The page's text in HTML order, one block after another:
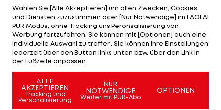
führende Spanier liegt bei der Wyndham
Championships mit 15 unter Par auf Kurs. Einen
Schlag mehr benötigen die Verfolger Tim Clark
(RSA), Jason Dufner und Bud Cauley (-14). Nach
einer Unterbrechung von 2:20 Stunden rufen die
Offiziellen die Spieler zurück ins Klubhaus.
Mehr zum Thema
Wählen Sie [Alle Akzeptieren] um allen Zwecken, Cookies
und Diensten zuzustimmen oder [Nur Notwendige] im LAOLA1
PUR Modus, ohne Tracking uns Peronsalisierung von
Werbung fortzufahren. Sie können mit [Optionen] auch eine
individuelle Auswahl zu treffen. Sie können Ihre Einstellungen
jederzeit über den Button links unten bzw. über den Link in
der Fußzeile anpassen.
ALLE
AKZEPTIEREN
Tracking und
Personalisierung
NUR
NOTWENDIGE
Weiter mit PUR-Abo
OPTIONEN